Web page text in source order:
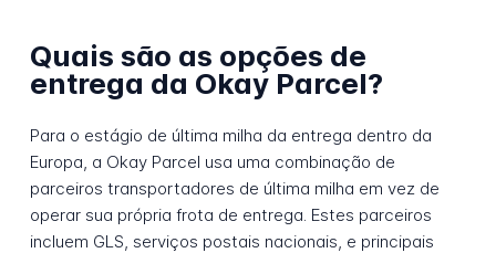
Quais são as opções de
entrega da Okay Parcel?
Para o estágio de última milha da entrega dentro da
Europa, a Okay Parcel usa uma combinação de
parceiros transportadores de última milha em vez de
operar sua própria frota de entrega. Estes parceiros
incluem GLS, serviços postais nacionais, e principais